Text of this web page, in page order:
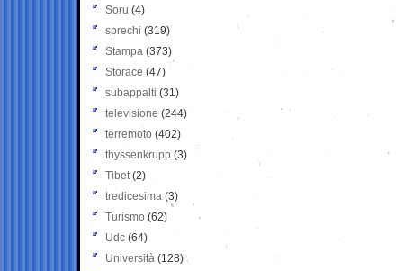
Soru (4)
sprechi (319)
Stampa (373)
Storace (47)
subappalti (31)
televisione(244)
terremoto (402)
thyssenkrupp (3)
Tibet(2)
tredicesima (3)
Turismo (62)
Udc (64)
Università (128)